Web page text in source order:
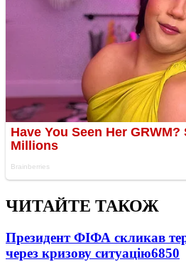
ЧИТАЙТЕ ТАКОЖ
Президент ФІФА скликав
через кризову ситуацію6850